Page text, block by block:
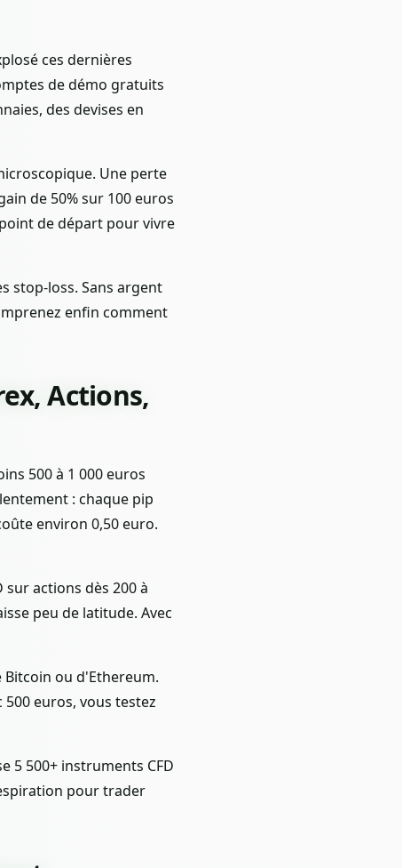
ces dernières
de démo gratuits
des devises en
Une perte
de 50% sur 100 euros
de départ pour vivre
stop-loss. Sans argent
enfin comment
Actions,
500 à 1 000 euros
: chaque pip
environ 0,50 euro.
actions dès 200 à
peu de latitude. Avec
ou d'Ethereum.
euros, vous testez
5 500+ instruments CFD
pour trader